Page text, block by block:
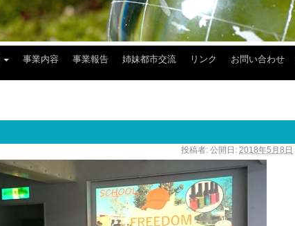
事業内容 事業報告 姉妹都市交流 リンク お問い合わせ
投稿者: 公開日: 2018年5月8日